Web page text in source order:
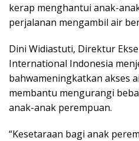
kerap menghantui anak-
perjalanan mengambil air
Dini Widiastuti, Direktur
International Indonesia
bahwameningkatkan akses
membantu mengurangi
anak-anak perempuan.
“Kesetaraan bagi anak